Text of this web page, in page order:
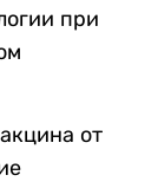
при
от